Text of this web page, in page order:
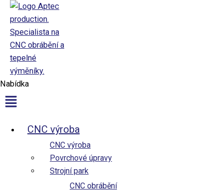
Nastavení ochrany osobních údajů
Nabídka
CNC výroba
CNC výroba
Povrchové úpravy
Strojní park
CNC obrábění